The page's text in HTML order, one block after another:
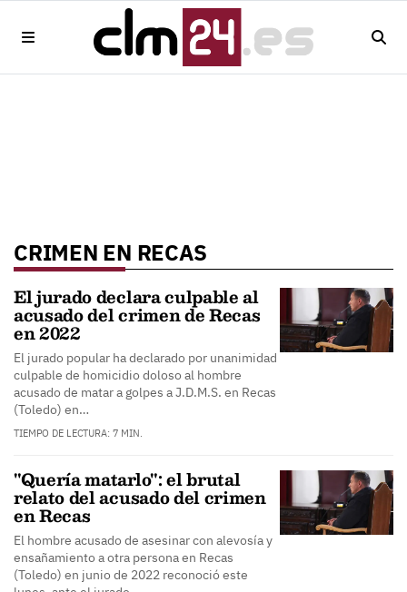
CRIMEN EN RECAS
El jurado declara culpable al
acusado del crimen de Recas
en 2022
El jurado popular ha declarado por unanimidad
culpable de homicidio doloso al hombre
acusado de matar a golpes a J.D.M.S. en Recas
(Toledo) en…
TIEMPO DE LECTURA: 7 MIN.
"Quería matarlo": el brutal
relato del acusado del crimen
en Recas
El hombre acusado de asesinar con alevosía y
ensañamiento a otra persona en Recas
(Toledo) en junio de 2022 reconoció este